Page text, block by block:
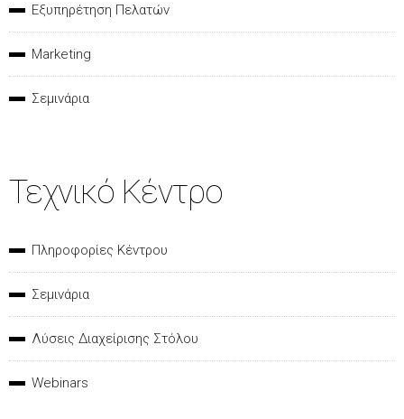
Εξυπηρέτηση Πελατών
Marketing
Σεμινάρια
Τεχνικό Κέντρο
Πληροφορίες Κέντρου
Σεμινάρια
Λύσεις Διαχείρισης Στόλου
Webinars